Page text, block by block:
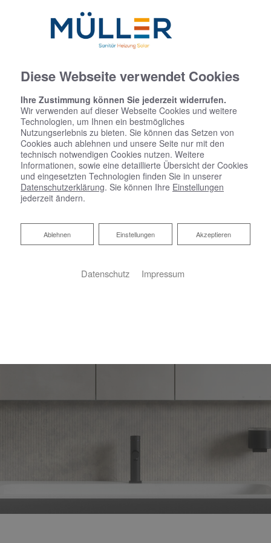
Diese Webseite verwendet Cookies
Ihre Zustimmung können Sie jederzeit widerrufen.
Wir verwenden auf dieser Webseite Cookies und weitere
Technologien, um Ihnen ein bestmögliches
Nutzungserlebnis zu bieten. Sie können das Setzen von
Cookies auch ablehnen und unsere Seite nur mit den
technisch notwendigen Cookies nutzen. Weitere
Informationen, sowie eine detaillierte Übersicht der Cookies
und eingesetzten Technologien finden Sie in unserer
Datenschutzerklärung. Sie können Ihre Einstellungen
jederzeit ändern.
Akzeptieren
Einstellungen
Ablehnen
Ablehnen
Datenschutz Impressum